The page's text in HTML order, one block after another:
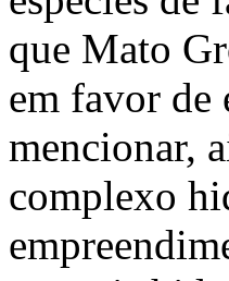
que Mato
em favor de
mencionar,
complexo